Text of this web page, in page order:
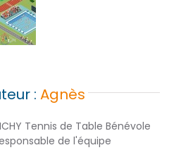
: Agnès
Tennis de Table Bénévole
de l'équipe